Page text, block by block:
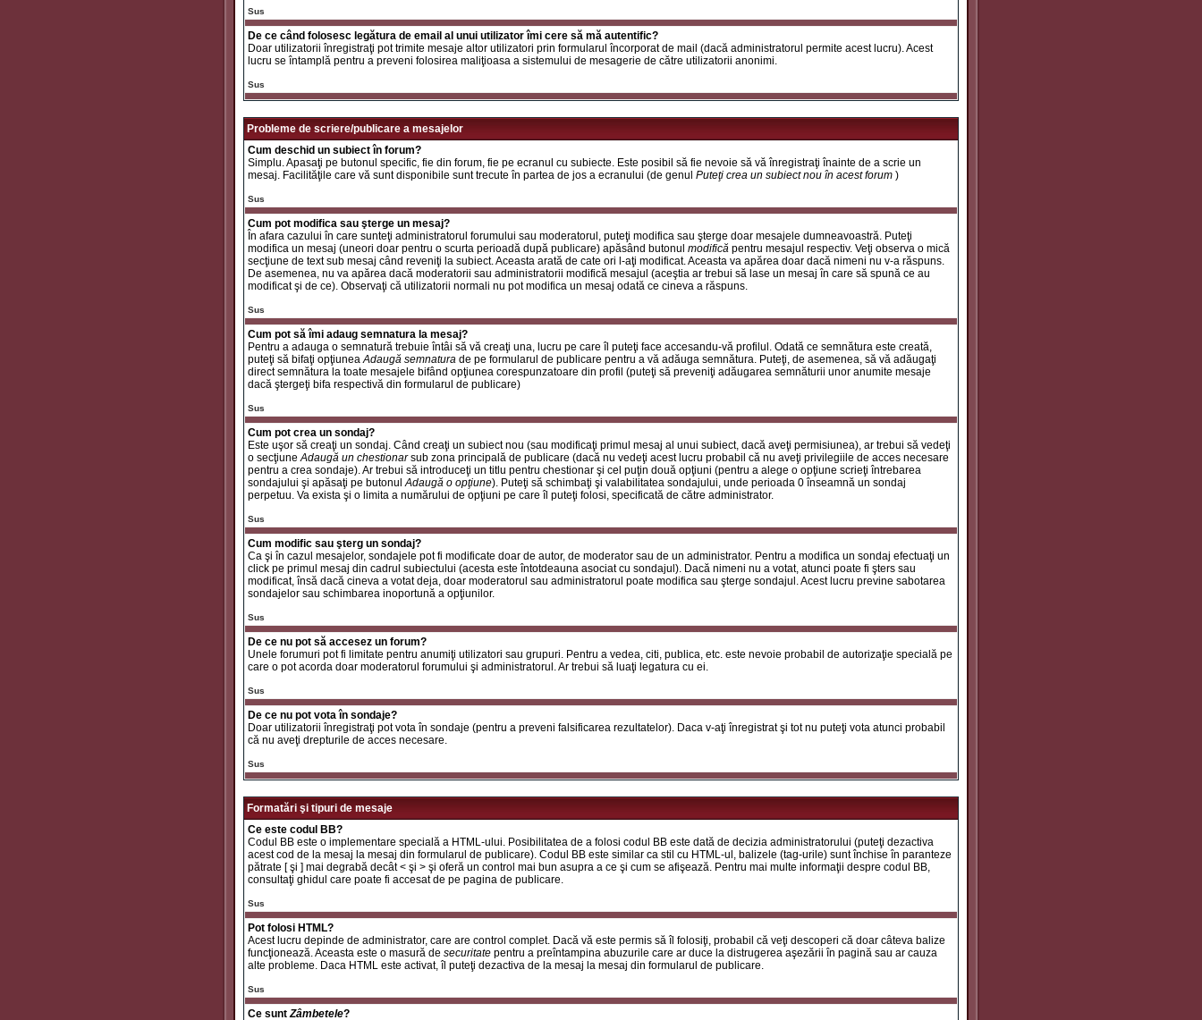
Sus
De ce când folosesc legătura de email al unui utilizator îmi cere să mă autentific?
Doar utilizatorii înregistraţi pot trimite mesaje altor utilizatori prin formularul încorporat de mail (dacă administratorul permite acest lucru). Acest
lucru se întamplă pentru a preveni folosirea maliţioasa a sistemului de mesagerie de către utilizatorii anonimi.
Sus
Probleme de scriere/publicare a mesajelor
Cum deschid un subiect în forum?
Simplu. Apasaţi pe butonul specific, fie din forum, fie pe ecranul cu subiecte. Este posibil să fie nevoie să vă înregistraţi înainte de a scrie un
mesaj. Facilităţile care vă sunt disponibile sunt trecute în partea de jos a ecranului (de genul Puteţi crea un subiect nou în acest forum )
Sus
Cum pot modifica sau şterge un mesaj?
În afara cazului în care sunteţi administratorul forumului sau moderatorul, puteţi modifica sau şterge doar mesajele dumneavoastră. Puteţi
modifica un mesaj (uneori doar pentru o scurta perioadă după publicare) apăsând butonul modifică pentru mesajul respectiv. Veţi observa o mică
secţiune de text sub mesaj când reveniţi la subiect. Aceasta arată de cate ori l-aţi modificat. Aceasta va apărea doar dacă nimeni nu v-a răspuns.
De asemenea, nu va apărea dacă moderatorii sau administratorii modifică mesajul (aceştia ar trebui să lase un mesaj în care să spună ce au
modificat şi de ce). Observaţi că utilizatorii normali nu pot modifica un mesaj odată ce cineva a răspuns.
Sus
Cum pot să îmi adaug semnatura la mesaj?
Pentru a adauga o semnatură trebuie întâi să vă creaţi una, lucru pe care îl puteţi face accesandu-vă profilul. Odată ce semnătura este creată,
puteţi să bifaţi opţiuneaAdaugă semnatura de pe formularul de publicare pentru a vă adăuga semnătura. Puteţi, de asemenea, să vă adăugaţi
direct semnătura la toate mesajele bifând opţiunea corespunzatoare din profil (puteţi să preveniţi adăugarea semnăturii unor anumite mesaje
dacă ştergeţi bifa respectivă din formularul de publicare)
Sus
Cum pot crea un sondaj?
Este uşor să creaţi un sondaj. Când creaţi un subiect nou (sau modificaţi primul mesaj al unui subiect, dacă aveţi permisiunea), ar trebui să vedeţi
o secţiuneAdaugă un chestionarsub zona principală de publicare (dacă nu vedeţi acest lucru probabil că nu aveţi privilegiile de acces necesare
pentru a crea sondaje). Ar trebui să introduceţi un titlu pentru chestionar şi cel puţin două opţiuni (pentru a alege o opţiune scrieţi întrebarea
sondajului şi apăsaţi pe butonulAdaugă o opţiune). Puteţi să schimbaţi şi valabilitatea sondajului, unde perioada 0 înseamnă un sondaj
perpetuu. Va exista şi o limita a numărului de opţiuni pe care îl puteţi folosi, specificată de către administrator.
Sus
Cum modific sau şterg un sondaj?
Ca şi în cazul mesajelor, sondajele pot fi modificate doar de autor, de moderator sau de un administrator. Pentru a modifica un sondaj efectuaţi un
click pe primul mesaj din cadrul subiectului (acesta este întotdeauna asociat cu sondajul). Dacă nimeni nu a votat, atunci poate fi şters sau
modificat, însă dacă cineva a votat deja, doar moderatorul sau administratorul poate modifica sau şterge sondajul. Acest lucru previne sabotarea
sondajelor sau schimbarea inoportună a opţiunilor.
Sus
De ce nu pot să accesez un forum?
Unele forumuri pot fi limitate pentru anumiţi utilizatori sau grupuri. Pentru a vedea, citi, publica, etc. este nevoie probabil de autorizaţie specială pe
care o pot acorda doar moderatorul forumului şi administratorul. Ar trebui să luaţi legatura cu ei.
Sus
De ce nu pot vota în sondaje?
Doar utilizatorii înregistraţi pot vota în sondaje (pentru a preveni falsificarea rezultatelor). Daca v-aţi înregistrat şi tot nu puteţi vota atunci probabil
că nu aveţi drepturile de acces necesare.
Sus
Formatări şi tipuri de mesaje
Ce este codul BB?
Codul BB este o implementare specială a HTML-ului. Posibilitatea de a folosi codul BB este dată de decizia administratorului (puteţi dezactiva
acest cod de la mesaj la mesaj din formularul de publicare). Codul BB este similar ca stil cu HTML-ul, balizele (tag-urile) sunt închise în paranteze
pătrate [ şi ] mai degrabă decât < şi > şi oferă un control mai bun asupra a ce şi cum se afişează. Pentru mai multe informaţii despre codul BB,
consultaţi ghidul care poate fi accesat de pe pagina de publicare.
Sus
Pot folosi HTML?
Acest lucru depinde de administrator, care are control complet. Dacă vă este permis să îl folosiţi, probabil că veţi descoperi că doar câteva balize
funcţionează. Aceasta este o masură de securitate pentru a preîntampina abuzurile care ar duce la distrugerea aşezării în pagină sau ar cauza
alte probleme. Daca HTML este activat, îl puteţi dezactiva de la mesaj la mesaj din formularul de publicare.
Sus
Ce suntZâmbetele?